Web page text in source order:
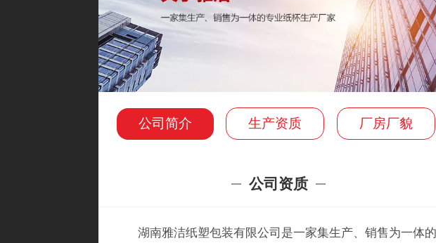
公司简介 生产资质 厂房厂貌
公司资质
湖南雅洁纸塑包装有限公司是一家集生产、销售为一体的